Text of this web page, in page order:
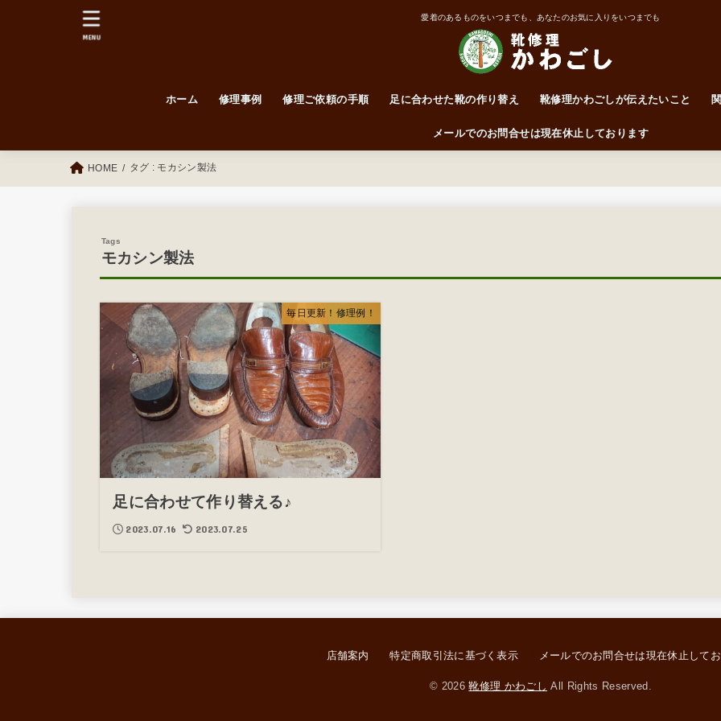
愛着のあるものをいつまでも、あなたのお気に入りをいつまでも
ホーム 修理事例 修理ご依頼の手順 足に合わせた靴の作り替え 靴修理かわごしが伝えたいこと
靴はかかとで履くもの
ワイズって何なん？
前に突っ込んだらアカン！
サイズ・ワイズ表
メールでのお問合せは現在休止しております
MENU
HOME タグ : モカシン製法
モカシン製法
毎日更新！修理例！
足に合わせて作り替える♪
2023.07.16 2023.07.25
店舗案内 特定商取引法に基づく表示 メールでのお問合せは現在休止して
© 2026靴修理 かわごし All Rights Reserved.